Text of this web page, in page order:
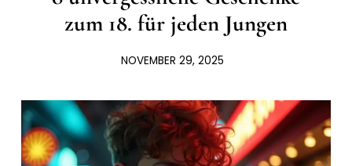
zum 18. für jeden Jungen
NOVEMBER 29, 2025